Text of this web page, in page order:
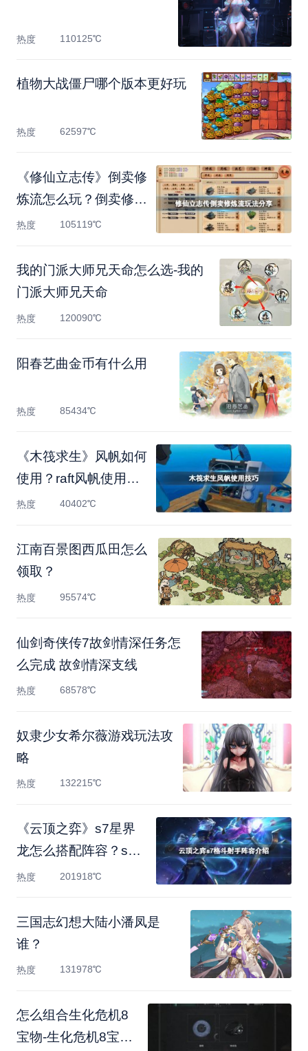
热度 110125℃
植物大战僵尸哪个版本更好玩
热度 62597℃
《修仙立志传》倒卖修
炼流怎么玩？倒卖修炼
流
热度 105119℃
我的门派大师兄天命怎么选-我的
门派大师兄天命
热度 120090℃
阳春艺曲金币有什么用
热度 85434℃
《木筏求生》风帆如何
使用？raft风帆使用技
巧
热度 40402℃
江南百景图西瓜田怎么
领取？
热度 95574℃
仙剑奇侠传7故剑情深任务怎
么完成 故剑情深支线
热度 68578℃
奴隶少女希尔薇游戏玩法攻
略
热度 132215℃
《云顶之弈》s7星界
龙怎么搭配阵容？s7
格斗射手
热度 201918℃
三国志幻想大陆小潘凤是
谁？
热度 131978℃
怎么组合生化危机8
宝物-生化危机8宝物